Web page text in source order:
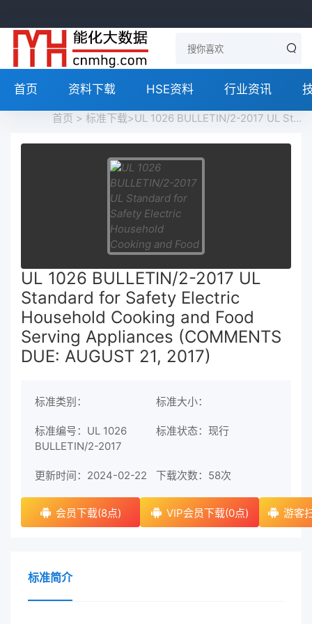
首页 资料下载 HSE资料 行业资讯
首页 > 标准下载>UL 1026 BULLETIN/2-2017 UL Standard for Safety Electric Household Cooking and Food Serving Appliances (COMMENTS DUE: AUGUST 21, 2017)免费下载
UL 1026 BULLETIN/2-2017 UL
Standard for Safety Electric
Household Cooking and Food
Serving Appliances (COMMENTS
DUE: AUGUST 21, 2017)
标准类别： 标准大小：
标准编号：UL 1026
BULLETIN/2-2017
标准状态：现行
更新时间：2024-02-22 下载次数： 58次
会员下载(8点) VIP会员下载(0点) 游客
标准简介